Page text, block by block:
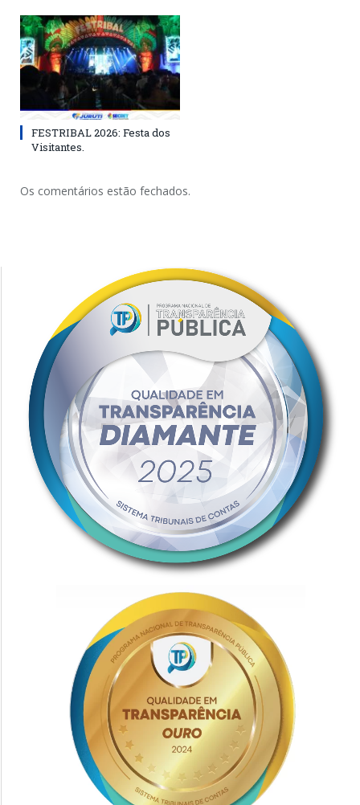
FESTRIBAL 2026: Festa dos
Visitantes.
Os comentários estão fechados.